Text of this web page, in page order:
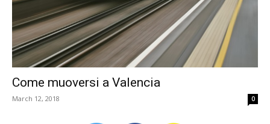
Come muoversi a Valencia
March 12, 2018 0